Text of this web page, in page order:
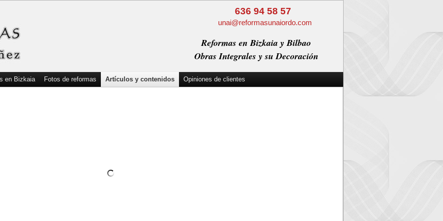
636 94 58 57
unai@reformasunaiordo.com
Reformas en Bizkaia y Bilbao
Obras Integrales y su Decoración
en Bizkaia Fotos de reformas Artículos y contenidos
Opiniones de clientes